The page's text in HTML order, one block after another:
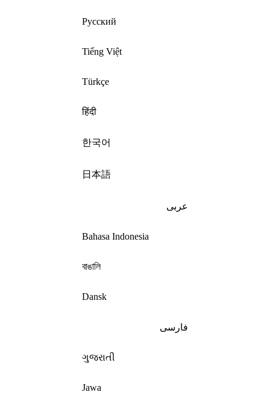
Русский
Tiếng Việt
Türkçe
हिंदी
한국어
日本語
عربى
Bahasa Indonesia
বাঙালি
Dansk
فارسی
ગુજરાતી
Jawa